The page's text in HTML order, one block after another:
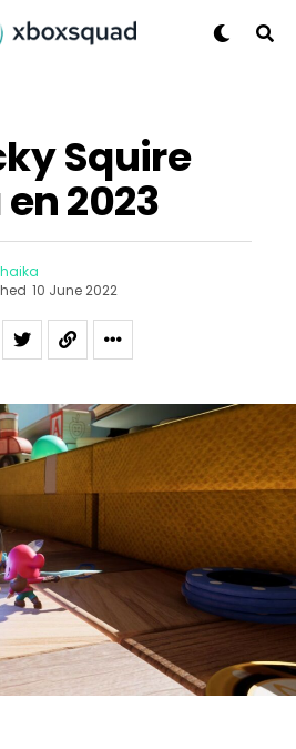
Squire
2023
10 June 2022